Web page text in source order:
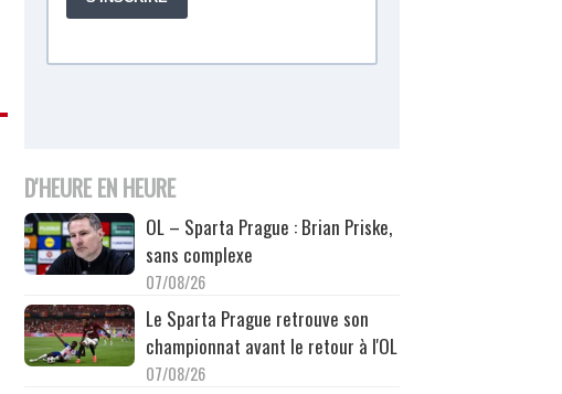
D'HEURE EN HEURE
OL – Sparta Prague : Brian Priske,
sans complexe
07/08/26
Le Sparta Prague retrouve son
championnat avant le retour à l'OL
07/08/26